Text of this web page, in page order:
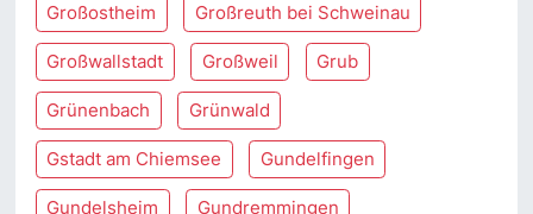
Großostheim Großreuth bei Schweinau
Großwallstadt Großweil Grub
Grünenbach Grünwald
Gstadt am Chiemsee Gundelfingen
Gundelsheim Gundremmingen